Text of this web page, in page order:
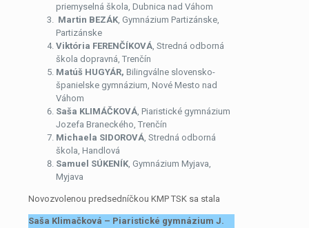
priemyselná škola, Dubnica nad Váhom
Martin BEZÁK, Gymnázium Partizánske,
Partizánske
Viktória FERENČÍKOVÁ, Stredná odborná
škola dopravná, Trenčín
Matúš HUGYÁR, Bilingválne slovensko-
španielske gymnázium, Nové Mesto nad
Váhom
Saša KLIMÁČKOVÁ, Piaristické gymnázium
Jozefa Braneckého, Trenčín
Michaela SIDOROVÁ, Stredná odborná
škola, Handlová
Samuel SÚKENÍK, Gymnázium Myjava,
Myjava
Novozvolenou predsedníčkou KMP TSK sa stala
Saša Klimačková – Piaristické gymnázium J.